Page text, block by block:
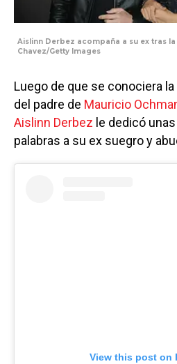
Aislinn Derbez acompaña a su ex tras
Chavez/Getty Images
Luego de que se conociera
del padre de Mauricio
Aislinn Derbez le dedicó
palabras a su ex suegro y
View this post on